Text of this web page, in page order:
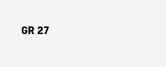
GR 27